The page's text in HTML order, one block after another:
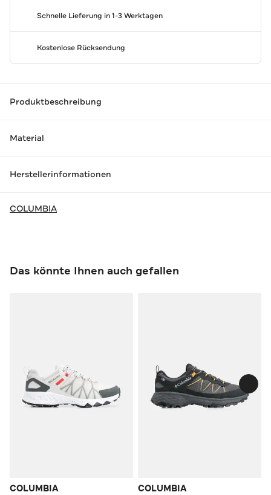
Schnelle Lieferung in 1-3 Werktagen
Kostenlose Rücksendung
Produktbeschreibung
Material
Herstellerinformationen
COLUMBIA
Das könnte Ihnen auch gefallen
COLUMBIA COLUMBIA